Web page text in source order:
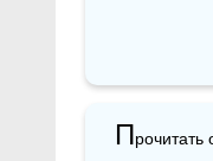
Прочитать